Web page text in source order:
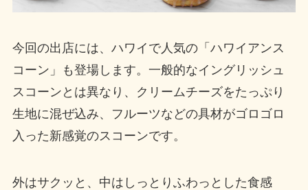
今回の出店には、ハワイで人気の「ハワイアンス
コーン」も登場します。一般的なイングリッシュ
スコーンとは異なり、クリームチーズをたっぷり
生地に混ぜ込み、フルーツなどの具材がゴロゴロ
入った新感覚のスコーンです。
外はサクッと、中はしっとりふわっとした食感